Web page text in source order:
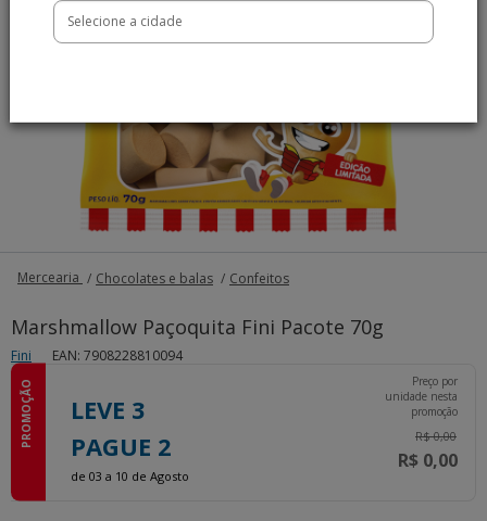
Mercearia Chocolates e balas Confeitos
Marshmallow Paçoquita Fini Pacote 70g
Fini EAN: 7908228810094
PROMOÇÃO
Preço por
unidade nesta
promoção
R$ 0,00
R$ 0,00
LEVE 3
PAGUE 2
de 03 a 10 de Agosto